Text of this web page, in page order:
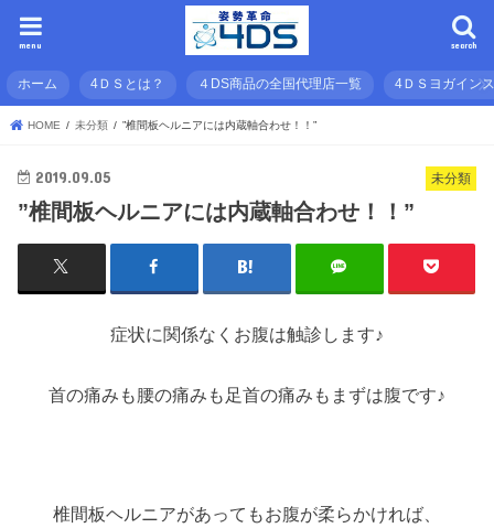
search
menu
ホーム 4ＤＳとは？ ４DS商品の全国代理店一覧 4ＤＳヨガイン
HOME 未分類 ”椎間板ヘルニアには内蔵軸合わせ！！”
未分類
2019.09.05
”椎間板ヘルニアには内蔵軸合わせ！！”
症状に関係なくお腹は触診します♪
首の痛みも腰の痛みも足首の痛みもまずは腹です♪
椎間板ヘルニアがあってもお腹が柔らかければ、